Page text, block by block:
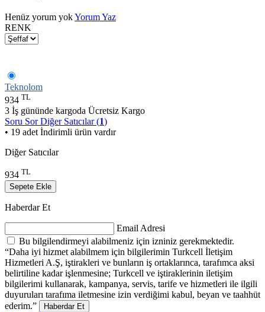
Henüz yorum yokYorum Yaz
RENK
Teknolom
934 TL
3 İş gününde kargoda Ücretsiz Kargo
Soru SorDiğer Satıcılar (1)
• 19 adet İndirimli ürün vardır
Diğer Satıcılar
934 TL
Sepete Ekle
Haberdar Et
Email Adresi
Bu bilgilendirmeyi alabilmeniz için izniniz gerekmektedir.
“Daha iyi hizmet alabilmem için bilgilerimin Turkcell İletişim
Hizmetleri A.Ş, iştirakleri ve bunların iş ortaklarınca, tarafımca aksi
belirtiline kadar işlenmesine; Turkcell ve iştiraklerinin iletişim
bilgilerimi kullanarak, kampanya, servis, tarife ve hizmetleri ile ilgili
duyuruları tarafıma iletmesine izin verdiğimi kabul, beyan ve taahhüt
ederim.”
Haberdar Et